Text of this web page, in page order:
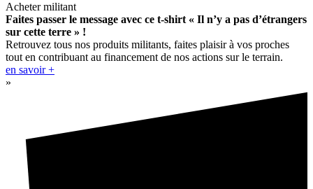
Acheter militant
Faites passer le message avec ce t-shirt « Il n’y a pas d’étrangers
sur cette terre » !
Retrouvez tous nos produits militants, faites plaisir à vos proches
tout en contribuant au financement de nos actions sur le terrain.
en savoir +
»